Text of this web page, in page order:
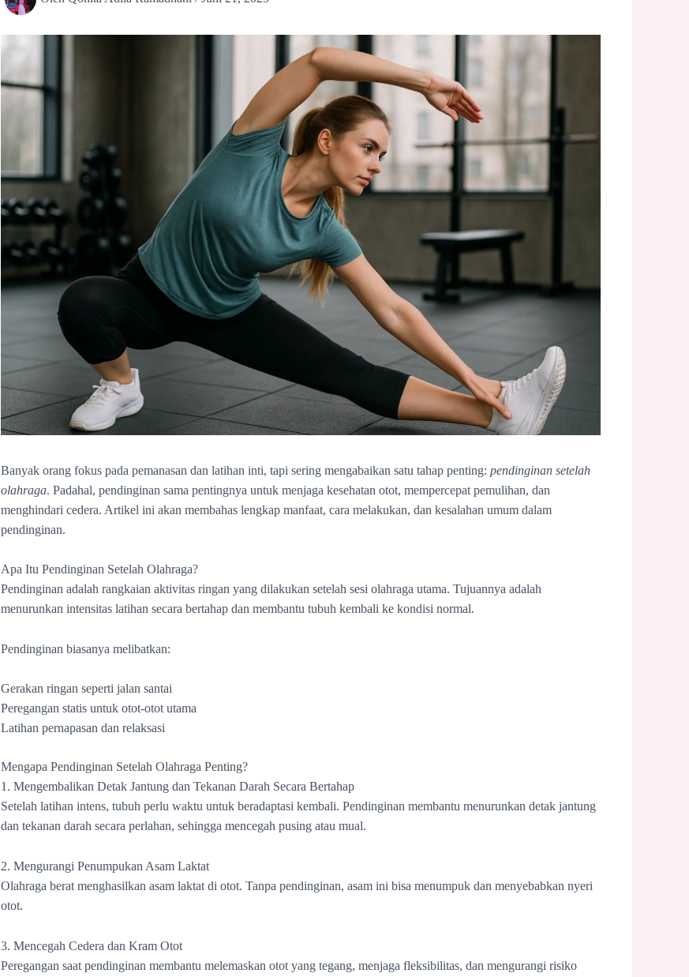
Banyak orang fokus pada pemanasan dan latihan inti, tapi sering mengabaikan satu tahap penting: pendinginan setelah
olahraga. Padahal, pendinginan sama pentingnya untuk menjaga kesehatan otot, mempercepat pemulihan, dan
menghindari cedera. Artikel ini akan membahas lengkap manfaat, cara melakukan, dan kesalahan umum dalam
pendinginan.
Apa Itu Pendinginan Setelah Olahraga?
Pendinginan adalah rangkaian aktivitas ringan yang dilakukan setelah sesi olahraga utama. Tujuannya adalah
menurunkan intensitas latihan secara bertahap dan membantu tubuh kembali ke kondisi normal.
Pendinginan biasanya melibatkan:
Gerakan ringan seperti jalan santai
Peregangan statis untuk otot-otot utama
Latihan pernapasan dan relaksasi
Mengapa Pendinginan Setelah Olahraga Penting?
1. Mengembalikan Detak Jantung dan Tekanan Darah Secara Bertahap
Setelah latihan intens, tubuh perlu waktu untuk beradaptasi kembali. Pendinginan membantu menurunkan detak jantung
dan tekanan darah secara perlahan, sehingga mencegah pusing atau mual.
2. Mengurangi Penumpukan Asam Laktat
Olahraga berat menghasilkan asam laktat di otot. Tanpa pendinginan, asam ini bisa menumpuk dan menyebabkan nyeri
otot.
3. Mencegah Cedera dan Kram Otot
Peregangan saat pendinginan membantu melemaskan otot yang tegang, menjaga fleksibilitas, dan mengurangi risiko